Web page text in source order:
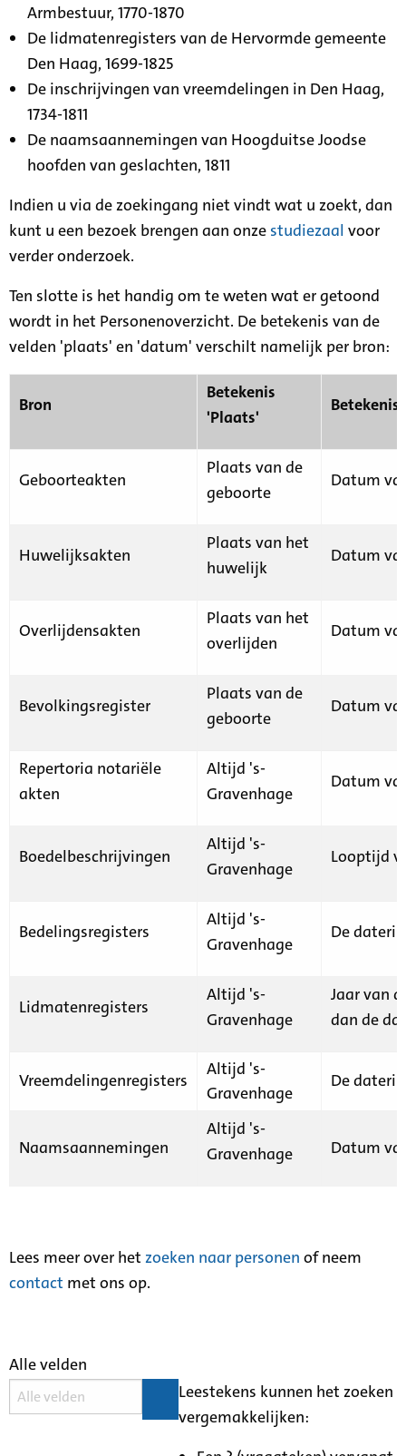
Armbestuur, 1770-1870
De lidmatenregisters van de Hervormde gemeente
Den Haag, 1699-1825
De inschrijvingen van vreemdelingen in Den Haag,
1734-1811
De naamsaannemingen van Hoogduitse Joodse
hoofden van geslachten, 1811
Indien u via de zoekingang niet vindt wat u zoekt, dan
kunt u een bezoek brengen aan onze studiezaal voor
verder onderzoek.
Ten slotte is het handig om te weten wat er getoond
wordt in het Personenoverzicht. De betekenis van de
velden 'plaats' en 'datum' verschilt namelijk per bron:
Bron
Betekenis
'Plaats'
Geboorteakten
Plaats van de
geboorte
Datum
Huwelijksakten
Plaats van het
huwelijk
Datum
Overlijdensakten
Plaats van het
overlijden
Datum
Bevolkingsregister
Plaats van de
geboorte
Datum
Repertoria notariële
akten
Altijd 's-
Gravenhage
Datum
Boedelbeschrijvingen
Altijd 's-
Gravenhage
Looptijd
Bedelingsregisters
Altijd 's-
Gravenhage
De
Lidmatenregisters
Altijd 's-
Gravenhage
Jaar van
dan de
Vreemdelingenregisters
Altijd 's-
Gravenhage
De
Naamsaannemingen
Altijd 's-
Gravenhage
Datum
Lees meer over het zoeken naar personen of neem
contact met ons op.
Alle velden
Leestekens kunnen het zoeken
vergemakkelijken: